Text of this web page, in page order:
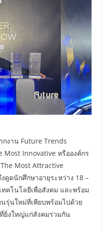
งาน Future Trends
Most Innovative หรือองค์กร
Most Attractive
ดูดนักศึกษาอายุระหว่าง 18 –
คโนโลยีเพื่อสังคม และพร้อม
รุ่นใหม่ที่เพียบพร้อมไปด้วย
ยิ่งใหญ่แก่สังคมร่วมกัน